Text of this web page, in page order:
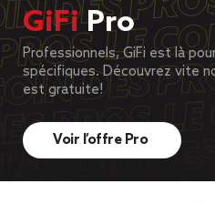
GiFiPro
Professionnels, GiFi est là
spécifiques. Découvrez vite
est gratuite!
Voir l’offre Pro